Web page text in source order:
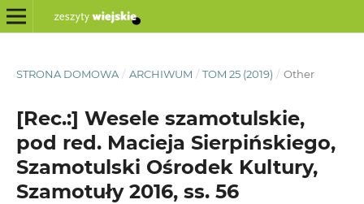
STRONA DOMOWA / ARCHIWUM / TOM 25 (2019) / Other
[Rec.:] Wesele szamotulskie,
pod red. Macieja Sierpińskiego,
Szamotulski Ośrodek Kultury,
Szamotuły 2016, ss. 56